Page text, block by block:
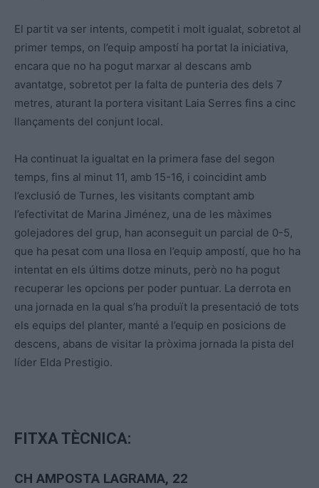
El partit va ser intents, competit i molt igualat, sobretot al
primer temps, on l’equip ampostí ha portat la iniciativa,
encara que no ha pogut marxar al descans amb
avantatge, sobretot per la falta de punteria des dels 7
metres, aturant la portera visitant Laia Serres fins a cinc
llançaments del conjunt local.
Ha continuat la igualtat en la primera fase del segon
temps, fins al minut 11, amb 15-16, i coincidint amb
l’exclusió de Turnes, les visitants comptant amb
l’efectivitat de Marina Jiménez, una de les màximes
golejadores del grup, han aconseguit un parcial de 0-5,
que ha pesat com una llosa en l’equip ampostí, que ho ha
intentat en els últims dotze minuts, però no ha pogut
recuperar les opcions per poder puntuar. La derrota en
una jornada en la qual s’ha produït la presentació de tots
els equips del planter, manté a l’equip en posicions de
descens, abans de visitar la pròxima jornada la pista del
líder Elda Prestigio.
FITXA TÈCNICA:
CH AMPOSTA LAGRAMA, 22